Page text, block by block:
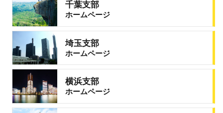
千葉支部
ホームページ
埼玉支部
ホームページ
横浜支部
ホームページ